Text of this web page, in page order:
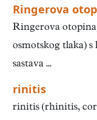
Ringerova
Ringerova
osmotskog tlaka)
sastava ...
rinitis
rinitis (rhinitis,